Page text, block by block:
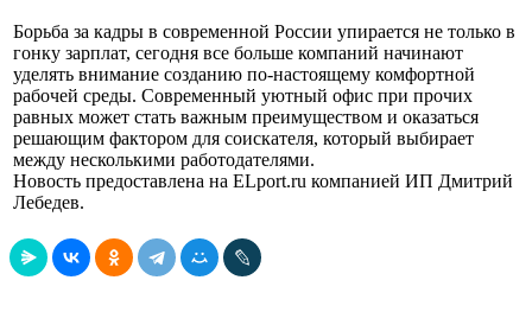
Борьба за кадры в современной России упирается не только в
гонку зарплат, сегодня все больше компаний начинают
уделять внимание созданию по-настоящему комфортной
рабочей среды. Современный уютный офис при прочих
равных может стать важным преимуществом и оказаться
решающим фактором для соискателя, который выбирает
между несколькими работодателями.
Новость предоставлена на ELport.ru компанией ИП Дмитрий
Лебедев.